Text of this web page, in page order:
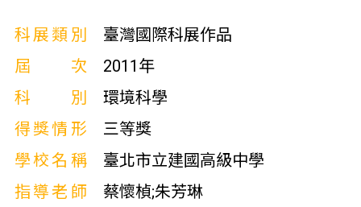
科展類別
臺灣國際科展作品
屆次
2011年
科別
環境科學
得獎情形
三等獎
學校名稱
臺北市立建國高級中學
指導老師
蔡懷楨;朱芳琳